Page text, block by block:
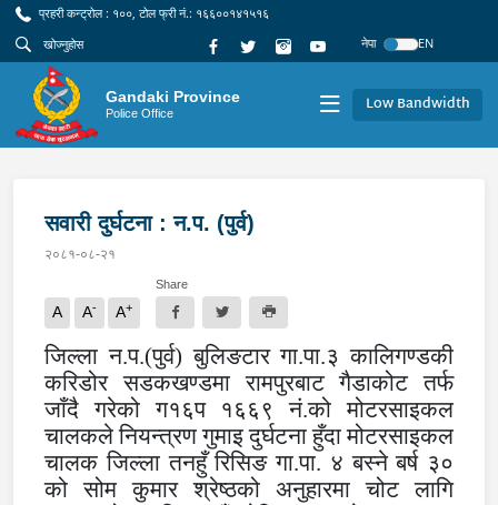
प्रहरी कन्ट्रोल : १००, टोल फ्री नं.: १६६००१४१५१६
नेपा
EN
Gandaki Province
Police Office Low Bandwidth
सवारी दुर्घटना : न.प. (पुर्व)
२०८१-०८-२१
A A- A+
Share
जिल्ला न.प.(पुर्व) बुलिङटार गा.पा.३ कालिगण्डकी
करिडोर सडकखण्डमा रामपुरबाट गैडाकोट तर्फ
जाँदै गरेको ग१६प १६६९ नं.को मोटरसाइकल
चालकले नियन्त्रण गुमाइ दुर्घटना हुँदा मोटरसाइकल
चालक जिल्ला तनहुँ रिसिङ गा.पा. ४ बस्ने बर्ष ३०
को सोम कुमार श्रेष्ठको अनुहारमा चोट लागि